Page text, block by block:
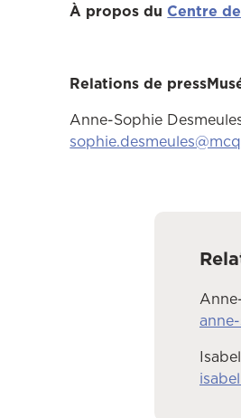
À propos du Centre
Relations de press
Anne-Sophie